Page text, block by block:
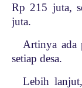
Rp 215 juta,
juta.
Artinya ada
setiap desa.
Lebih